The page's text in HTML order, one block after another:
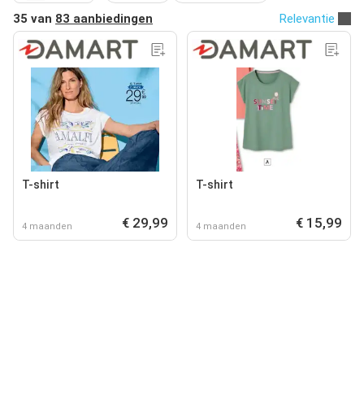
35 van 83 aanbiedingen Relevantie
T-shirt
4 maanden € 29,99
T-shirt
4 maanden € 15,99